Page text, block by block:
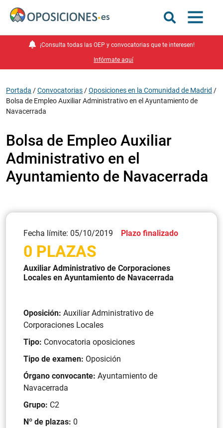
¡Consulta todas las OEP y convocatorias que te interesen!
Infórmate aquí
Portada /Convocatorias /Oposiciones en la Comunidad de Madrid /
Bolsa de Empleo Auxiliar Administrativo en el Ayuntamiento de
Navacerrada
Bolsa de Empleo Auxiliar
Administrativo en el
Ayuntamiento de Navacerrada
Fecha límite: 05/10/2019 Plazo finalizado
0 PLAZAS
Auxiliar Administrativo de Corporaciones
Locales en Ayuntamiento de Navacerrada
Oposición: Auxiliar Administrativo de
Corporaciones Locales
Tipo: Convocatoria oposiciones
Tipo de examen: Oposición
Órgano convocante: Ayuntamiento de
Navacerrada
Grupo: C2
Nº de plazas: 0